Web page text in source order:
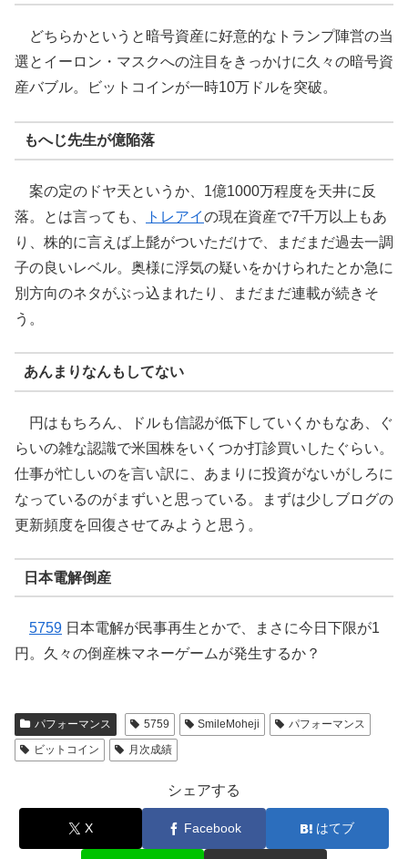
どちらかというと暗号資産に好意的なトランプ陣営の当
選とイーロン・マスクへの注目をきっかけに久々の暗号資
産バブル。ビットコインが一時10万ドルを突破。
もへじ先生が億陥落
案の定のドヤ天というか、1億1000万程度を天井に反
落。とは言っても、
トレアイの現在資産で7千万以上もあ
り、株的に言えば上髭がついただけで、まだまだ過去一調
子の良いレベル。奥様に浮気の疑いをかけられたとか急に
別方向のネタがぶっ込まれたり、まだまだ連載が続きそ
う。
あんまりなんもしてない
円はもちろん、ドルも信認が低下していくかもなあ、ぐ
らいの雑な認識で米国株をいくつか打診買いしたぐらい。
仕事が忙しいのを言い訳に、あまりに投資がないがしろに
なっているのがまずいと思っている。まずは少しブログの
更新頻度を回復させてみようと思う。
日本電解倒産
5759 日本電解が民事再生とかで、まさに今日下限が1
円。久々の倒産株マネーゲームが発生するか？
パフォーマンス 5759 SmileMoheji
パフォーマンス
ビットコイン
月次成績
シェアする
X Facebook はてブ